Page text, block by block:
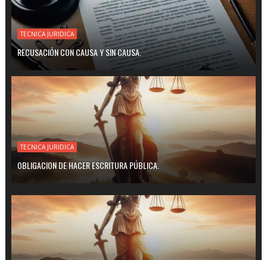
TECNICA JURIDICA
RECUSACIÓN CON CAUSA Y SIN CAUSA.
TECNICA JURIDICA
OBLIGACION DE HACER ESCRITURA PÚBLICA.